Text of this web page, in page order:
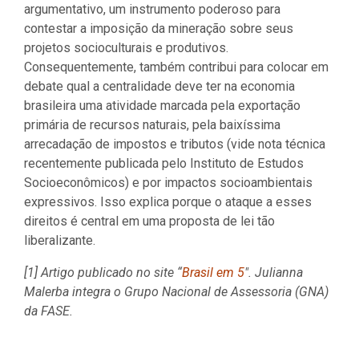
argumentativo, um instrumento poderoso para
contestar a imposição da mineração sobre seus
projetos socioculturais e produtivos.
Consequentemente, também contribui para colocar em
debate qual a centralidade deve ter na economia
brasileira uma atividade marcada pela exportação
primária de recursos naturais, pela baixíssima
arrecadação de impostos e tributos (vide nota técnica
recentemente publicada pelo Instituto de Estudos
Socioeconômicos) e por impactos socioambientais
expressivos. Isso explica porque o ataque a esses
direitos é central em uma proposta de lei tão
liberalizante.
[1] Artigo publicado no site “Brasil em 5″. Julianna
Malerba integra o Grupo Nacional de Assessoria (GNA)
da FASE.